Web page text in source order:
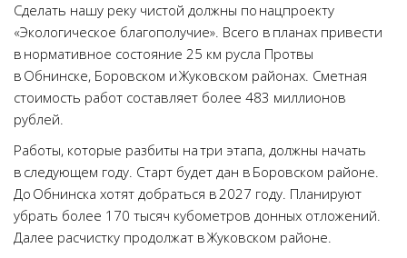
Сделать нашу реку чистой должны по нацпроекту
«Экологическое благополучие». Всего в планах привести
в нормативное состояние 25 км русла Протвы
в Обнинске, Боровском и Жуковском районах. Сметная
стоимость работ составляет более 483 миллионов
рублей.
Работы, которые разбиты на три этапа, должны начать
в следующем году. Старт будет дан в Боровском районе.
До Обнинска хотят добраться в 2027 году. Планируют
убрать более 170 тысяч кубометров донных отложений.
Далее расчистку продолжат в Жуковском районе.